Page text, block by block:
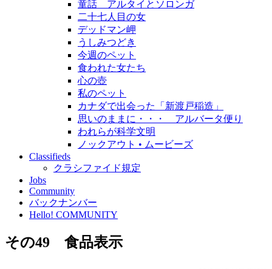
童話 アルタイとソロンガ
二十七人目の女
デッドマン岬
うしみつどき
今週のペット
食われた女たち
心の壺
私のペット
カナダで出会った「新渡戸稲造」
思いのままに・・・ アルバータ便り
われらが科学文明
ノックアウト • ムービーズ
Classifieds
クラシファイド規定
Jobs
Community
バックナンバー
Hello! COMMUNITY
その49 食品表示